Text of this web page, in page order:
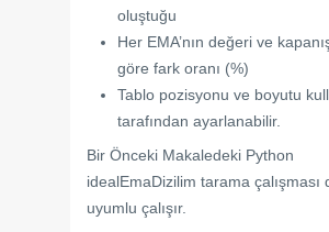
oluştuğu
Her EMA’nın değeri ve
göre fark oranı (%)
Tablo pozisyonu ve boyutu
tarafından ayarlanabilir.
Bir Önceki Makaledeki Python
idealEmaDizilim tarama çalışması
uyumlu çalışır.